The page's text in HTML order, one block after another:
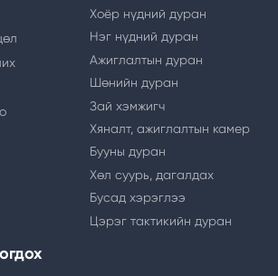
Хоёр нүдний дуран
Нэг нүдний дуран
Ажиглалтын дуран
Шөнийн дуран
Зай хэмжигч
Хяналт, ажиглалтын камер
Бууны дуран
Хөл суурь, дагалдах
Бусад хэрэглээ
Цэрэг тактикийн дуран